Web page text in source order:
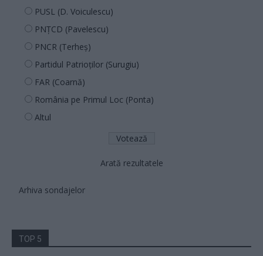
PUSL (D. Voiculescu)
PNȚCD (Pavelescu)
PNCR (Terheș)
Partidul Patrioților (Surugiu)
FAR (Coarnă)
România pe Primul Loc (Ponta)
Altul
Arată rezultatele
Arhiva sondajelor
TOP 5